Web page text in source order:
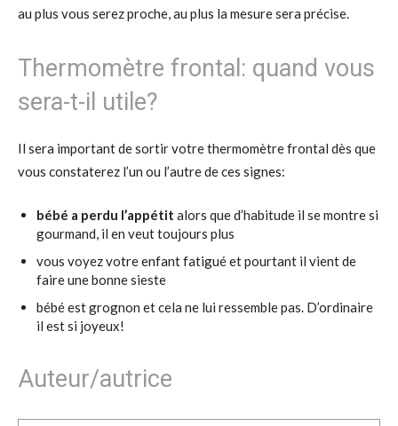
au plus vous serez proche, au plus la mesure sera précise.
Thermomètre frontal: quand vous
sera-t-il utile?
Il sera important de sortir votre thermomètre frontal dès que
vous constaterez l’un ou l’autre de ces signes:
bébé a perdu l’appétit alors que d’habitude il se montre si
gourmand, il en veut toujours plus
vous voyez votre enfant fatigué et pourtant il vient de
faire une bonne sieste
bébé est grognon et cela ne lui ressemble pas. D’ordinaire
il est si joyeux!
Auteur/autrice